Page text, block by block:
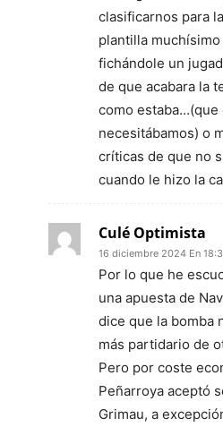
clasificarnos para
plantilla
fichándole un
de que acabara la
como estaba…(que
necesitábamos) o
críticas de que no
cuando le hizo la
Culé Optimista
16 diciembre 2024 En
Por lo que he
una apuesta de
dice que la bomba
más partidario de
Pero por coste
Peñarroya aceptó
Grimau, a